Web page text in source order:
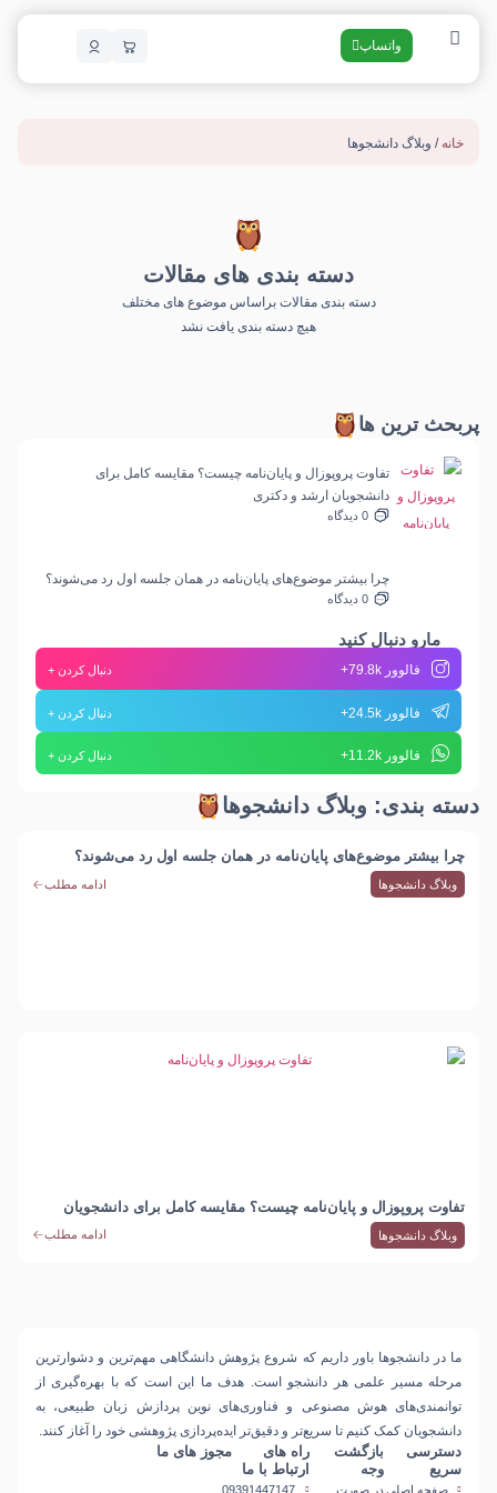
واتساپ
خانه / وبلاگ دانشجوها
دسته بندی های مقالات
دسته بندی مقالات براساس موضوع های مختلف
هیچ دسته بندی یافت نشد
دسته بندی: وبلاگ دانشجوها
چرا بیشتر موضوع‌های پایان‌نامه در همان جلسه اول رد می‌شوند؟
وبلاگ دانشجوها ادامه مطلب
تفاوت پروپوزال و پایان‌نامه چیست؟ مقایسه کامل برای دانشجویان
ارشد و دکتری
وبلاگ دانشجوها ادامه مطلب
پربحث ترین ها
تفاوت پروپوزال و پایان‌نامه چیست؟ مقایسه کامل برای
دانشجویان ارشد و دکتری
0 دیدگاه
چرا بیشتر موضوع‌های پایان‌نامه در همان جلسه اول رد می‌شوند؟
0 دیدگاه
مارو دنبال کنید
فالوور 79.8k+ دنبال کردن +
فالوور 24.5k+ دنبال کردن +
فالوور 11.2k+ دنبال کردن +
ما در دانشجوها باور داریم که شروع پژوهش دانشگاهی مهم‌ترین و دشوارترین
مرحله مسیر علمی هر دانشجو است . هدف ما این است که با بهره‌گیری از
توانمندی‌هایهوش مصنوعی و فناوری‌های نوین پردازش زبان طبیعی، به
دانشجویان کمک کنیم تا سریع‌تر و دقیق‌تر ایده‌پردازی پژوهشی خود را آغاز کنند.
دسترسی
سریع
صفحه اصلی
بازگشت
وجه
در صورت
راه های
ارتباط با ما
09391447147
مجوز های ما